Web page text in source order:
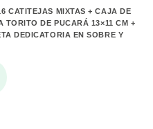
CATITEJAS MIXTAS + CAJA DE
TORITO DE PUCARÁ 13×11 CM +
DEDICATORIA EN SOBRE Y